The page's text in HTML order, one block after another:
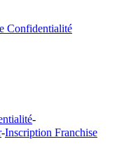
Confidentialité
-
-Inscription Franchise